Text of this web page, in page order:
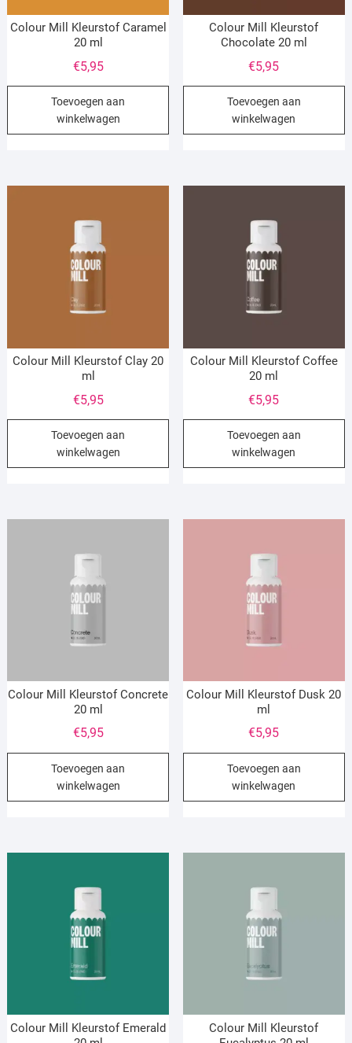
Colour Mill Kleurstof Caramel
20 ml
€5,95
Toevoegen aan
winkelwagen
Colour Mill Kleurstof
Chocolate 20 ml
€5,95
Toevoegen aan
winkelwagen
Colour Mill Kleurstof Clay 20
ml
€5,95
Toevoegen aan
winkelwagen
Colour Mill Kleurstof Coffee
20 ml
€5,95
Toevoegen aan
winkelwagen
Colour Mill Kleurstof Concrete
20 ml
€5,95
Toevoegen aan
winkelwagen
Colour Mill Kleurstof Dusk 20
ml
€5,95
Toevoegen aan
winkelwagen
Colour Mill Kleurstof Emerald
Colour Mill Kleurstof